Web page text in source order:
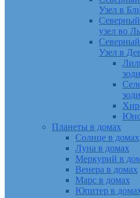
Узел в
узел во
Узел в
Планеты в домах
Солнце в домах
Луна в домах
Меркурий в
Венера в домах
Марс в домах
Юпитер в